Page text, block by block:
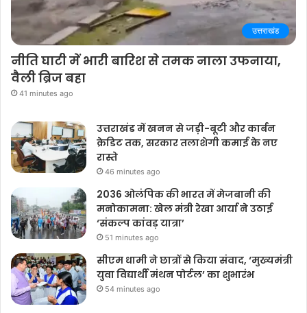
उत्तराखंड
नीति घाटी में भारी बारिश से तमक नाला उफनाया,
वैली ब्रिज बहा
41 minutes ago
उत्तराखंड में खनन से जड़ी-बूटी और कार्बन
क्रेडिट तक, सरकार तलाशेगी कमाई के नए
रास्ते
46 minutes ago
2036 ओलंपिक की भारत में मेजबानी की
मनोकामना: खेल मंत्री रेखा आर्या ने उठाई
‘संकल्प कांवड़ यात्रा’
51 minutes ago
सीएम धामी ने छात्रों से किया संवाद, ‘मुख्यमंत्री
युवा विद्यार्थी मंथन पोर्टल’ का शुभारंभ
54 minutes ago